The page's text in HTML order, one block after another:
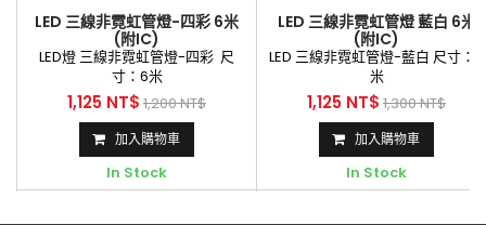
LED 三線非霓虹管燈-四彩 6米
(附IC)
LED燈 三線非霓虹管燈-四彩 尺
寸：6米
1,125 NT$ 1,200 NT$
加入購物車
In Stock
LED 三線非霓虹管燈 藍白 6米
(附IC)
LED 三線非霓虹管燈-藍白 尺寸：6
米
1,125 NT$ 1,300 NT$
加入購物車
In Stock